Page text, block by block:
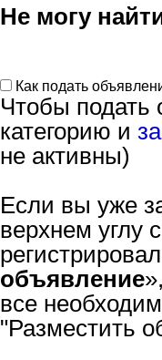
Не могу
Как подать
Чтобы подать
категорию и
не активны)
Если вы уже
верхнем углу
объявление
все
"Разместить